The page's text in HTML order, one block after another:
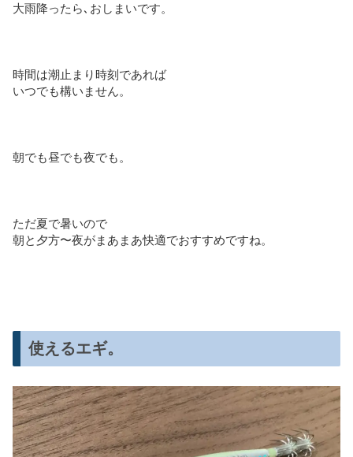
大雨降ったら､おしまいです。
時間は潮止まり時刻であれば
いつでも構いません。
朝でも昼でも夜でも。
ただ夏で暑いので
朝と夕方〜夜がまあまあ快適でおすすめですね。
使えるエギ。